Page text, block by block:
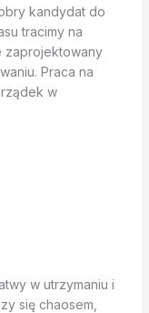
kandydat do
tracimy na
zaprojektowany
Praca na
w
w utrzymaniu i
się chaosem,